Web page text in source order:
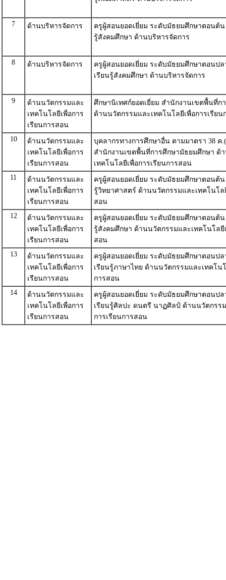
7 ด้านบริหารจัดการ
ครูผู้สอนยอดเยี่ยม ระดับมัธยมศึกษาตอนต้น
รู้สังคมศึกษา ด้านบริหารจัดการ
8 ด้านบริหารจัดการ
ครูผู้สอนยอดเยี่ยม ระดับมัธยมศึกษาตอนปล
เรียนรู้สังคมศึกษา ด้านบริหารจัดการ
9
ด้านนวัตกรรมและ
เทคโนโลยีเพื่อการ
เรียนการสอน
ศึกษานิเทศก์ยอดเยี่ยม สำนักงานเขตพื้นที่ก
ด้านนวัตกรรมและเทคโนโลยีเพื่อการเรียน
10
ด้านนวัตกรรมและ
เทคโนโลยีเพื่อการ
เรียนการสอน
บุคลากรทางการศึกษาอื่น ตามมาตรา 38 ค
สำนักงานเขตพื้นที่การศึกษามัธยมศึกษา ด้
เทคโนโลยีเพื่อการเรียนการสอน
11
ด้านนวัตกรรมและ
เทคโนโลยีเพื่อการ
เรียนการสอน
ครูผู้สอนยอดเยี่ยม ระดับมัธยมศึกษาตอนต้น
รู้วิทยาศาสตร์ ด้านนวัตกรรมและเทคโนโล
สอน
12
ด้านนวัตกรรมและ
เทคโนโลยีเพื่อการ
เรียนการสอน
ครูผู้สอนยอดเยี่ยม ระดับมัธยมศึกษาตอนต้น
รู้สังคมศึกษา ด้านนวัตกรรมและเทคโนโลยี
สอน
13
ด้านนวัตกรรมและ
เทคโนโลยีเพื่อการ
เรียนการสอน
ครูผู้สอนยอดเยี่ยม ระดับมัธยมศึกษาตอนปล
เรียนรู้ภาษาไทย ด้านนวัตกรรมและเทคโน
การสอน
14
ด้านนวัตกรรมและ
เทคโนโลยีเพื่อการ
เรียนการสอน
ครูผู้สอนยอดเยี่ยม ระดับมัธยมศึกษาตอนปล
เรียนรู้ศิลปะ ดนตรี นาฏศิลป์ ด้านนวัตกรร
การเรียนการสอน